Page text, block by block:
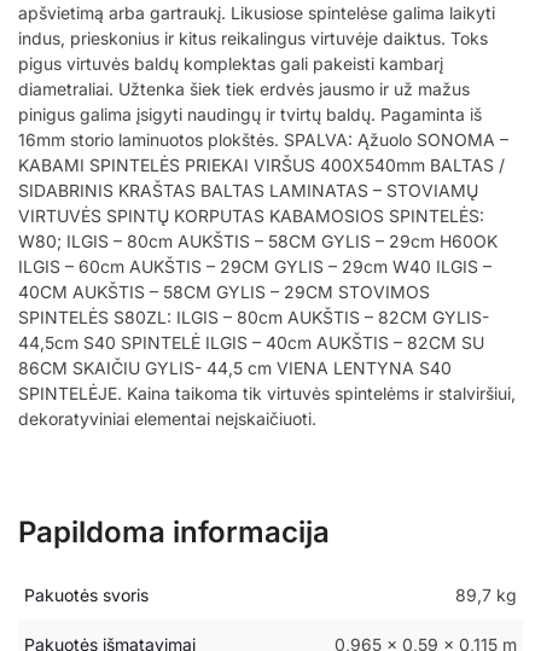
apšvietimą arba gartraukį. Likusiose spintelėse galima laikyti
indus, prieskonius ir kitus reikalingus virtuvėje daiktus. Toks
pigus virtuvės baldų komplektas gali pakeisti kambarį
diametraliai. Užtenka šiek tiek erdvės jausmo ir už mažus
pinigus galima įsigyti naudingų ir tvirtų baldų. Pagaminta iš
16mm storio laminuotos plokštės. SPALVA: Ąžuolo SONOMA –
KABAMI SPINTELĖS PRIEKAI VIRŠUS 400X540mm BALTAS /
SIDABRINIS KRAŠTAS BALTAS LAMINATAS – STOVIAMŲ
VIRTUVĖS SPINTŲ KORPUTAS KABAMOSIOS SPINTELĖS:
W80; ILGIS – 80cm AUKŠTIS – 58CM GYLIS – 29cm H60OK
ILGIS – 60cm AUKŠTIS – 29CM GYLIS – 29cm W40 ILGIS –
40CM AUKŠTIS – 58CM GYLIS – 29CM STOVIMOS
SPINTELĖS S80ZL: ILGIS – 80cm AUKŠTIS – 82CM GYLIS-
44,5cm S40 SPINTELĖ ILGIS – 40cm AUKŠTIS – 82CM SU
86CM SKAIČIU GYLIS- 44,5 cm VIENA LENTYNA S40
SPINTELĖJE. Kaina taikoma tik virtuvės spintelėms ir stalviršiui,
dekoratyviniai elementai neįskaičiuoti.
Papildoma informacija
Pakuotės svoris 89,7 kg
Pakuotės išmatavimai 0,965 × 0,59 × 0,115 m